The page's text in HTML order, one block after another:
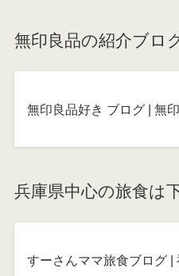
無印良品の紹介ブロ
無印良品好き ブログ | 無
兵庫県中心の旅食は
すーさんママ旅食ブログ |